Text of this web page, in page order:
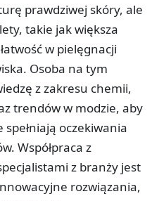
prawdziwej skóry, ale
takie jak większa
w pielęgnacji
Osoba na tym
z zakresu chemii,
trendów w modzie, aby
oczekiwania
Współpraca z
z branży jest
rozwiązania,